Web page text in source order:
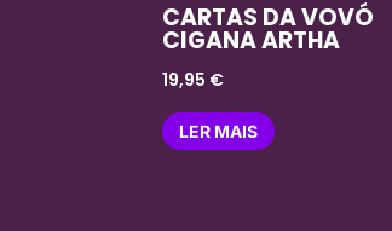
CARTAS DA VOVÓ
CIGANA ARTHA
19,95 €
LER MAIS